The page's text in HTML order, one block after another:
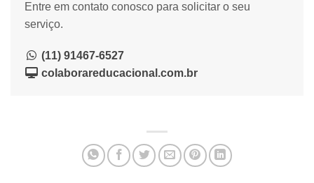
Entre em contato conosco para solicitar o seu
serviço.
(11) 91467-6527
colaborareducacional.com.br